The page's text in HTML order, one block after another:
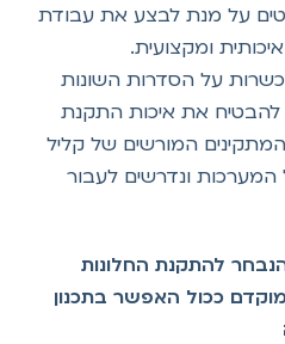
על מנת לבצע את עבודת
ומקצועית.
על הסדרות השונות
את איכות התקנת
המורשים של קליל
ונדרשים לעבור
להתקנת החלונות
ככול האפשר בתכנון